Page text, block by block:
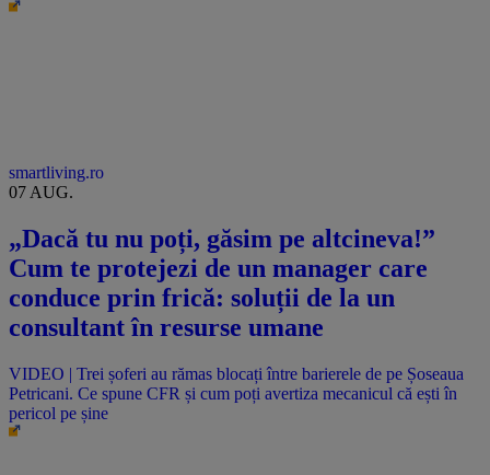
smartliving.ro
07 AUG.
„Dacă tu nu poți, găsim pe altcineva!”
Cum te protejezi de un manager care
conduce prin frică: soluții de la un
consultant în resurse umane
VIDEO | Trei șoferi au rămas blocați între barierele de pe Șoseaua
Petricani. Ce spune CFR și cum poți avertiza mecanicul că ești în
pericol pe șine